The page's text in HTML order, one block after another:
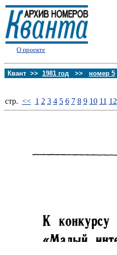
О проекте
Квант >> 1981 год >> номер 5
стp. << 1 2 3 4 5 6 7 8 9 10 11 12